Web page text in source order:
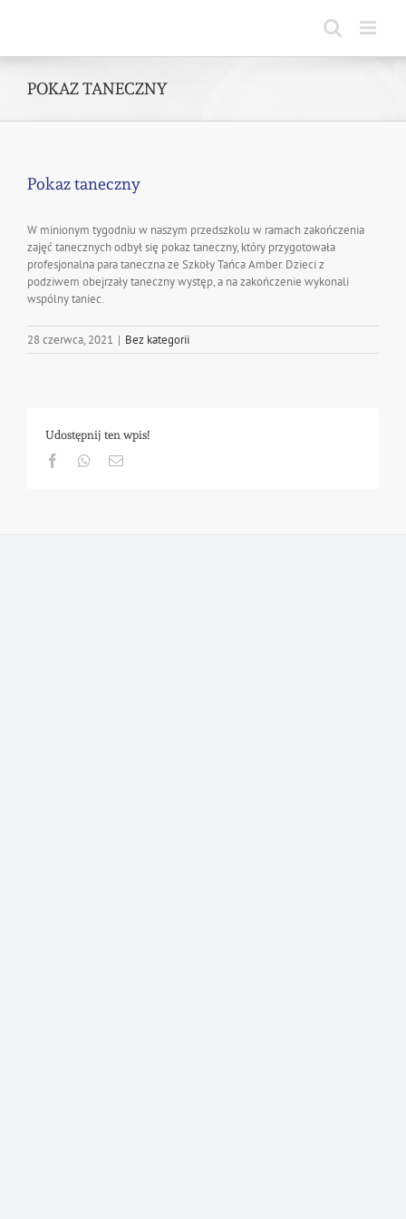
POKAZ TANECZNY
Pokaz taneczny
W minionym tygodniu w naszym przedszkolu w ramach zakończenia
zajęć tanecznych odbył się pokaz taneczny, który przygotowała
profesjonalna para taneczna ze Szkoły Tańca Amber. Dzieci z
podziwem obejrzały taneczny występ, a na zakończenie wykonali
wspólny taniec.
28 czerwca, 2021 | Bez kategorii
Udostępnij ten wpis!
FacebookWhatsapp
Email